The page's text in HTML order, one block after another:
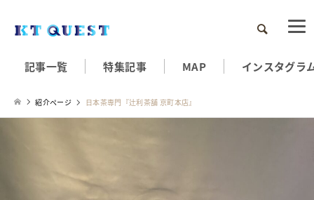
検索
記事一覧 特集記事 MAP インスタグラ
紹介ページ 日本茶専門『辻利茶舗 京町本店』